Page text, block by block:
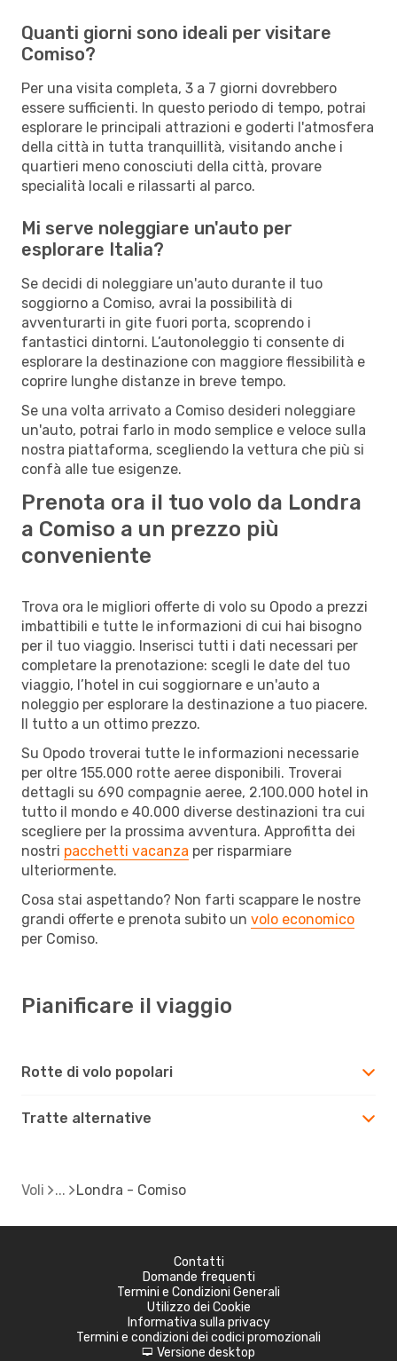
Quanti giorni sono ideali per visitare
Comiso?
Per una visita completa, 3 a 7 giorni dovrebbero
essere sufficienti. In questo periodo di tempo, potrai
esplorare le principali attrazioni e goderti l'atmosfera
della città in tutta tranquillità, visitando anche i
quartieri meno conosciuti della città, provare
specialità locali e rilassarti al parco.
Mi serve noleggiare un'auto per
esplorare Italia?
Se decidi di noleggiare un'auto durante il tuo
soggiorno a Comiso, avrai la possibilità di
avventurarti in gite fuori porta, scoprendo i
fantastici dintorni. L’autonoleggio ti consente di
esplorare la destinazione con maggiore flessibilità e
coprire lunghe distanze in breve tempo.
Se una volta arrivato a Comiso desideri noleggiare
un'auto, potrai farlo in modo semplice e veloce sulla
nostra piattaforma, scegliendo la vettura che più si
confà alle tue esigenze.
Prenota ora il tuo volo da Londra
a Comiso a un prezzo più
conveniente
Trova ora le migliori offerte di volo su Opodo a prezzi
imbattibili e tutte le informazioni di cui hai bisogno
per il tuo viaggio. Inserisci tutti i dati necessari per
completare la prenotazione: scegli le date del tuo
viaggio, l’hotel in cui soggiornare e un'auto a
noleggio per esplorare la destinazione a tuo piacere.
Il tutto a un ottimo prezzo.
Su Opodo troverai tutte le informazioni necessarie
per oltre 155.000 rotte aeree disponibili. Troverai
dettagli su 690 compagnie aeree, 2.100.000 hotel in
tutto il mondo e 40.000 diverse destinazioni tra cui
scegliere per la prossima avventura. Approfitta dei
nostri pacchetti vacanza per risparmiare
ulteriormente.
Cosa stai aspettando? Non farti scappare le nostre
grandi offerte e prenota subito un volo economico
per Comiso.
Pianificare il viaggio
Rotte di volo popolari
Tratte alternative
Voli Londra - Comiso
Contatti
Domande frequenti
Termini e Condizioni Generali
Utilizzo dei Cookie
Informativa sulla privacy
Termini e condizioni dei codici promozionali
d Versione desktop